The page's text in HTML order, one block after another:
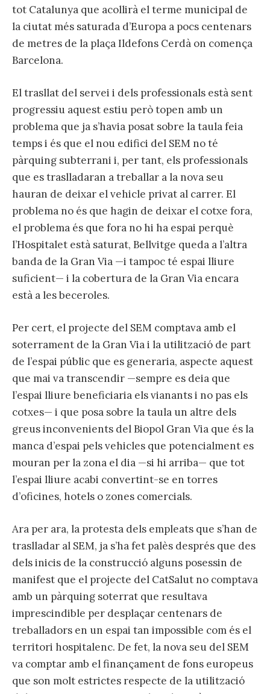
tot Catalunya que acollirà el terme municipal de
la ciutat més saturada d’Europa a pocs centenars
de metres de la plaça Ildefons Cerdà on comença
Barcelona.
El trasllat del servei i dels professionals està sent
progressiu aquest estiu però topen amb un
problema que ja s’havia posat sobre la taula feia
temps i és que el nou edifici del SEM no té
pàrquing subterrani i, per tant, els professionals
que es traslladaran a treballar a la nova seu
hauran de deixar el vehicle privat al carrer. El
problema no és que hagin de deixar el cotxe fora,
el problema és que fora no hi ha espai perquè
l’Hospitalet està saturat, Bellvitge queda a l’altra
banda de la Gran Via —i tampoc té espai lliure
suficient— i la cobertura de la Gran Via encara
està a les beceroles.
Per cert, el projecte del SEM comptava amb el
soterrament de la Gran Via i la utilització de part
de l’espai públic que es generaria, aspecte aquest
que mai va transcendir —sempre es deia que
l’espai lliure beneficiaria els vianants i no pas els
cotxes— i que posa sobre la taula un altre dels
greus inconvenients del Biopol Gran Via que és la
manca d’espai pels vehicles que potencialment es
mouran per la zona el dia —si hi arriba— que tot
l’espai lliure acabi convertint-se en torres
d’oficines, hotels o zones comercials.
Ara per ara, la protesta dels empleats que s’han de
traslladar al SEM, ja s’ha fet palès després que des
dels inicis de la construcció alguns posessin de
manifest que el projecte del CatSalut no comptava
amb un pàrquing soterrat que resultava
imprescindible per desplaçar centenars de
treballadors en un espai tan impossible com és el
territori hospitalenc. De fet, la nova seu del SEM
va comptar amb el finançament de fons europeus
que son molt estrictes respecte de la utilització